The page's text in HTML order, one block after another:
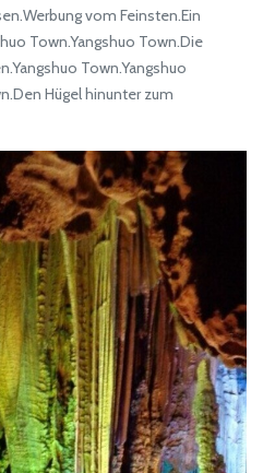
vom Feinsten.Ein
Town.Yangshuo Town.Die
Town.Yangshuo
Hügel hinunter zum